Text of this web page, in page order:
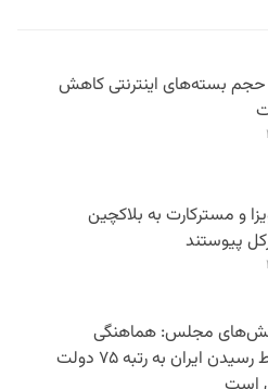
حجم بسته‌های اینترنتی کاهش
و مسترکارت به بلاکچین
پیوستند
مجلس: هماهنگی
نهادی شرط رسیدن ایران به رتبه ۷۵ دولت